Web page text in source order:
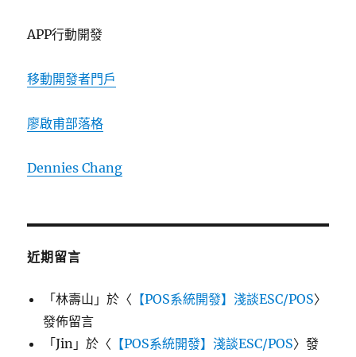
APP行動開發
移動開發者門戶
廖啟甫部落格
Dennies Chang
近期留言
「林壽山 」於〈 【POS系統開發】淺談ESC/POS〉
發佈留言
「Jin 」於〈 【POS系統開發】淺談ESC/POS〉發